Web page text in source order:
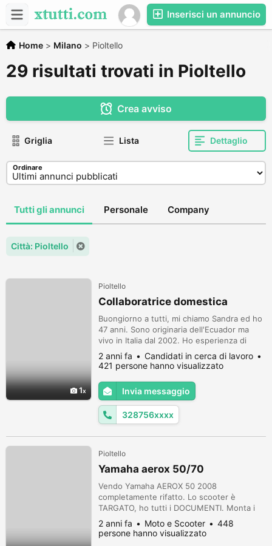
Inserisci un annuncio
Home > Milano > Pioltello
29 risultati trovati in Pioltello
Crea avviso
Griglia Lista Dettaglio
Ordinare
Tutti gli annunci Personale Company
Città: Pioltello
1
Pioltello
Collaboratrice domestica
Buongiorno a tutti, mi chiamo Sandra ed ho
47 anni. Sono originaria dell'Ecuador ma
vivo in Italia dal 2002. Ho esperienza di
quasi vent'anni in assistenza persone
anziane, baby sitter e collaboratrice
domestica. Ho anche esperienza in cucina e
se serve posso preparare cibi fatti in casa.
So cucinare piatti italiani e del mio paese
d'origine. Sono molto atte...
2 anni fa
Candidati in cerca di lavoro
421 persone hanno visualizzato
Invia messaggio
328756xxxx
Pioltello
Yamaha aerox 50/70
Vendo Yamaha AEROX 50 2008
completamente rifatto. Lo scooter è
TARGATO, ho tutti i DOCUMENTI. Monta i
seguenti pezzi: Gruppo termico Athena
racing 70 Trasmissione completa malossi
nuova Marmitta Top (omologata con foglio)
2 anni fa Moto e Scooter
448
persone hanno visualizzato